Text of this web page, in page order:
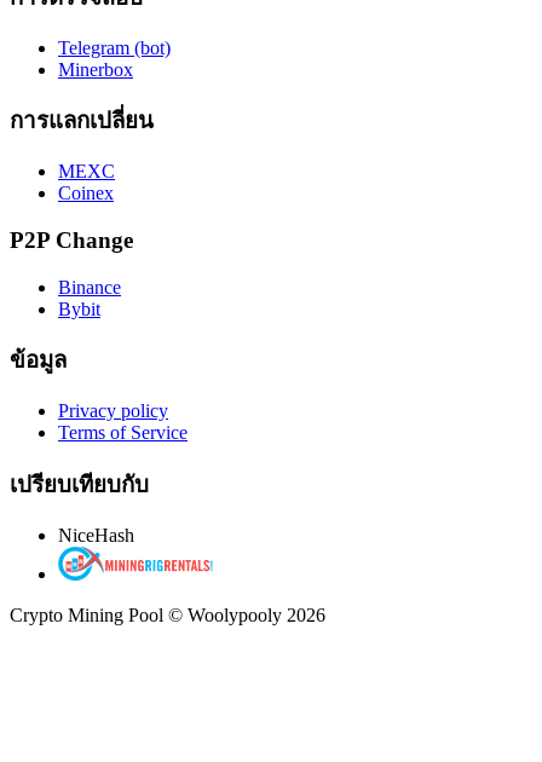
Telegram (bot)
Minerbox
การแลกเปลี่ยน
MEXC
Coinex
P2P Change
Binance
Bybit
ข้อมูล
Privacy policy
Terms of Service
เปรียบเทียบกับ
NiceHash
Crypto Mining Pool © Woolypooly 2026